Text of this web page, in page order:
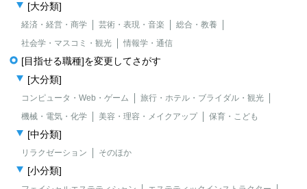
[大分類]
経済・経営・商学 芸術・表現・音楽
総合・教養
社会学・マスコミ・観光
情報学・通信
[目指せる職種]を変更してさがす
[大分類]
コンピュータ・Web・ゲーム
旅行・ホテル・ブライダル・観光
機械・電気・化学
美容・理容・メイクアップ 保育・こども
[中分類]
リラクゼーション そのほか
[小分類]